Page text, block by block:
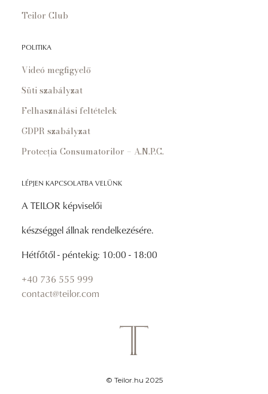
Teilor Club
POLITIKA
Videó megfigyelő
Süti szabályzat
Felhasználási feltételek
GDPR szabályzat
Protecția Consumatorilor – A.N.P.C.
LÉPJEN KAPCSOLATBA VELÜNK
A TEILOR képviselői
készséggel állnak rendelkezésére.
Hétfőtől - péntekig: 10:00 - 18:00
+40 736 555 999
contact@teilor.com
© Teilor.hu 2025